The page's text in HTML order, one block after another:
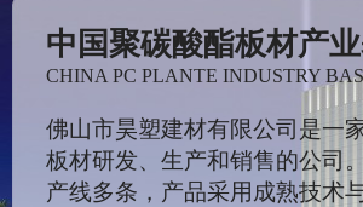
中国聚碳酸酯板材产
CHINA PC PLANTE INDUSTRY
佛山市昊塑建材有限公司是一
板材研发、生产和销售的公司
产线多条，产品采用成熟技术